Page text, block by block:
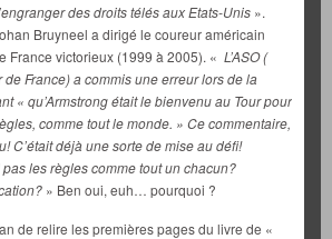
des droits télés aux Etats-Unis ».
Bruyneel a dirigé le coureur américain
France victorieux (1999 à 2005). « L’ASO (
de France) a commis une erreur lors de la
« qu’Armstrong était le bienvenu au Tour pour
comme tout le monde. » Ce commentaire,
C’était déjà une sorte de mise au défi!
les règles comme tout un chacun?
» Ben oui, euh… pourquoi ?
de relire les premières pages du livre de «